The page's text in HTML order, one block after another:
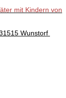
mit Kindern von
Wunstorf